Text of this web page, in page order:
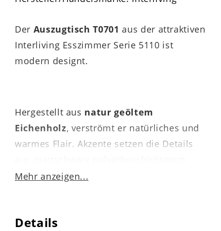
Der Auszugtisch T0701 aus der attraktiven
Interliving Esszimmer Serie 5110 ist
modern designt.
Hergestellt aus natur geöltem
Eichenholz, verströmt er natürliches und
warmes Flair. Akzente setzen die Details
Metall. Auch qualitativ weiß der
und langlebig.
Mehr anzeigen...
Details